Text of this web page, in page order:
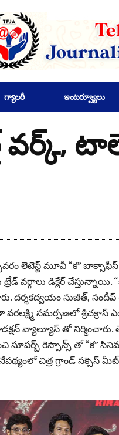
గ్యాలరీ ఇంటర్వ్యూలు
వర్క్,
లెటెస్ట్ మూవీ “క” బాక్సాఫీస్
వర్గాలు డిక్లేర్
దర్శకద్వయం సుజీత్,
సమర్పణలో
వ్యాల్యూస్ తో
సూపర్బ్ రెస్పాన్స్ తో “క”
చిత్ర గ్రాండ్